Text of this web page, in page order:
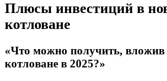
Плюсы инвестиций в
котловане
«Что можно получить, вложив
котловане в 2025?»